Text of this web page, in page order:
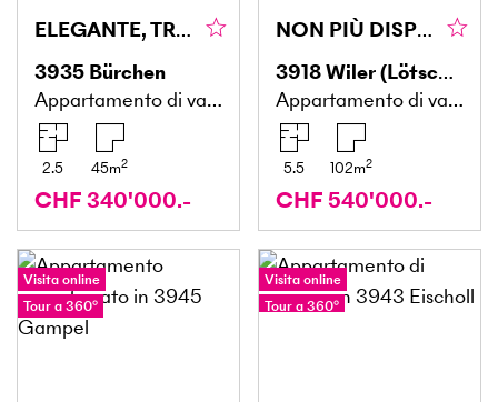
ELEGANTE, TRANQUILLO & VICINO ALLA NATURA
3935 Bürchen
Appartamento di vacanze
2.5 45m2
CHF 340'000.-
NON PIÙ DISPONIBILE
3918Wiler (Lötschen)
Appartamento di vacanze
5.5 102m2
CHF 540'000.-
Visita online
Tour a 360°
Visita online
Tour a 360°